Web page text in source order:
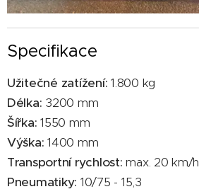
Specifikace
Užitečné zatížení: 1.800 kg
Délka: 3200 mm
Šířka: 1550 mm
Výška: 1400 mm
Transportní rychlost: max. 20 km/h
Pneumatiky: 10/75 - 15,3